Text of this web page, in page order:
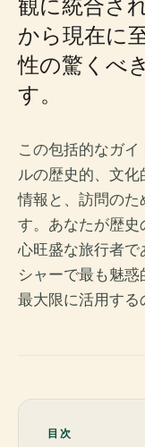
から現在に
性の驚くべ
す。
この包括的なガ
ルの歴史的、文
情報と、訪問のた
す。あなたが歴
心旺盛な旅行者
シャーで最も魅
最大限に活用する
目次